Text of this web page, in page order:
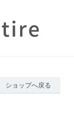
ショップへ戻る